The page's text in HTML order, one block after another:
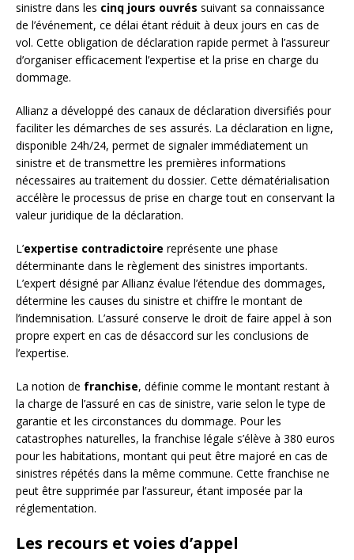
sinistre dans les cinq jours ouvrés suivant sa connaissance
de l’événement, ce délai étant réduit à deux jours en cas de
vol. Cette obligation de déclaration rapide permet à l’assureur
d’organiser efficacement l’expertise et la prise en charge du
dommage.
Allianz a développé des canaux de déclaration diversifiés pour
faciliter les démarches de ses assurés. La déclaration en ligne,
disponible 24h/24, permet de signaler immédiatement un
sinistre et de transmettre les premières informations
nécessaires au traitement du dossier. Cette dématérialisation
accélère le processus de prise en charge tout en conservant la
valeur juridique de la déclaration.
L’expertise contradictoire représente une phase
déterminante dans le règlement des sinistres importants.
L’expert désigné par Allianz évalue l’étendue des dommages,
détermine les causes du sinistre et chiffre le montant de
l’indemnisation. L’assuré conserve le droit de faire appel à son
propre expert en cas de désaccord sur les conclusions de
l’expertise.
La notion de franchise, définie comme le montant restant à
la charge de l’assuré en cas de sinistre, varie selon le type de
garantie et les circonstances du dommage. Pour les
catastrophes naturelles, la franchise légale s’élève à 380 euros
pour les habitations, montant qui peut être majoré en cas de
sinistres répétés dans la même commune. Cette franchise ne
peut être supprimée par l’assureur, étant imposée par la
réglementation.
Les recours et voies d’appel